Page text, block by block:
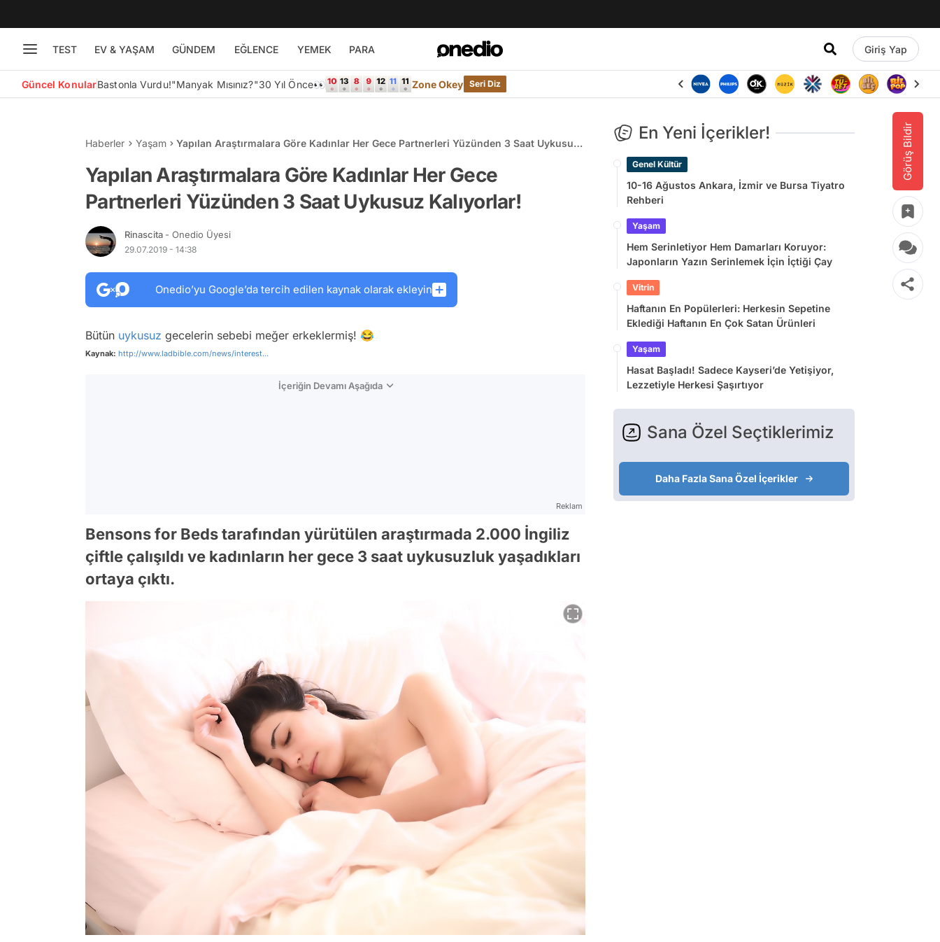
TEST EV & YAŞAM GÜNDEM EĞLENCE YEMEK PARA Giriş Yap
Güncel KonularBastonla Vurdu!"Manyak Mısınız?"30 Yıl Önce👀 Zone Okey Seri Diz
Görüş Bildir
Haberler Yaşam
Yapılan Araştırmalara Göre Kadınlar Her Gece Partnerleri Yüzünden 3 Saat Uykusuz
Yapılan Araştırmalara Göre Kadınlar Her Gece
Partnerleri Yüzünden 3 Saat Uykusuz Kalıyorlar!
Rinascita - Onedio Üyesi
29.07.2019 - 14:38
Onedio’yu Google’da tercih edilen kaynak olarak ekleyin
Bütün uykusuz gecelerin sebebi meğer erkeklermiş! 😂
Kaynak: http://www.ladbible.com/news/interest...
İçeriğin Devamı Aşağıda
Reklam
Bensons for Beds tarafından yürütülen araştırmada 2.000 İngiliz
çiftle çalışıldı ve kadınların her gece 3 saat uykusuzluk yaşadıkları
ortaya çıktı.
En Yeni İçerikler!
Genel Kültür
10-16 Ağustos Ankara, İzmir ve Bursa Tiyatro
Rehberi
Yaşam
Hem Serinletiyor Hem Damarları Koruyor:
Japonların Yazın Serinlemek İçin İçtiği Çay
Vitrin
Haftanın En Popülerleri: Herkesin Sepetine
Eklediği Haftanın En Çok Satan Ürünleri
Yaşam
Hasat Başladı! Sadece Kayseri’de Yetişiyor,
Lezzetiyle Herkesi Şaşırtıyor
Sana Özel Seçtiklerimiz
Daha Fazla Sana Özel İçerikler